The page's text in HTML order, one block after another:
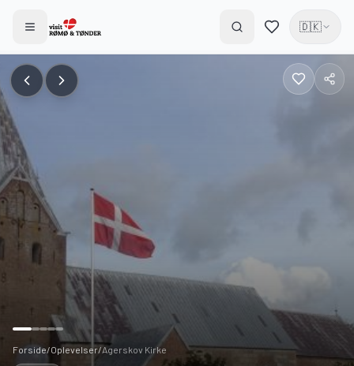
🇩🇰
Forside/Oplevelser/Agerskov Kirke